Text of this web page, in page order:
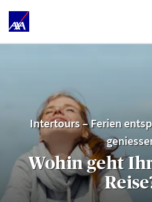
Intertours – Ferien
Wohin geht